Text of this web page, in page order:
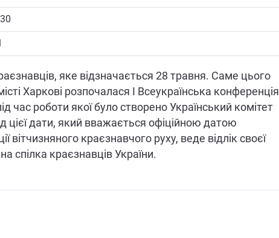
яке відзначається 28 травня. Саме цього
Харкові розпочалася І Всеукраїнська конференція
час роботи якої було створено Український комітет
цієї дати, який вважається офіційною датою
вітчизняного краєзнавчого руху, веде відлік своєї
спілка краєзнавців України.